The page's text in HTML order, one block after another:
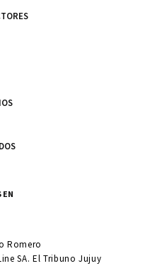
EN
Romero
SA. El Tribuno Jujuy